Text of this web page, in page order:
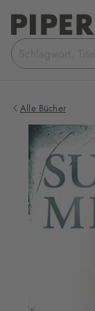
Suchbegriff
eingeben
Alle Bücher